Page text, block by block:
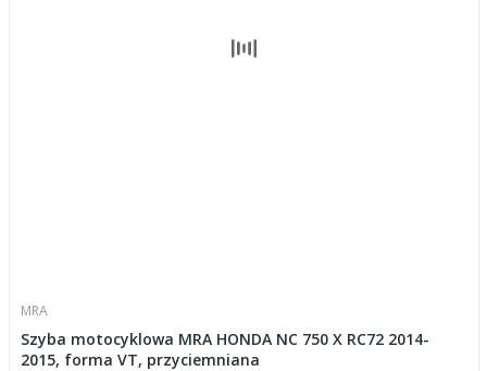
MRA
Szyba motocyklowa MRA HONDA NC 750 X RC72 2014-
2015, forma VT, przyciemniana